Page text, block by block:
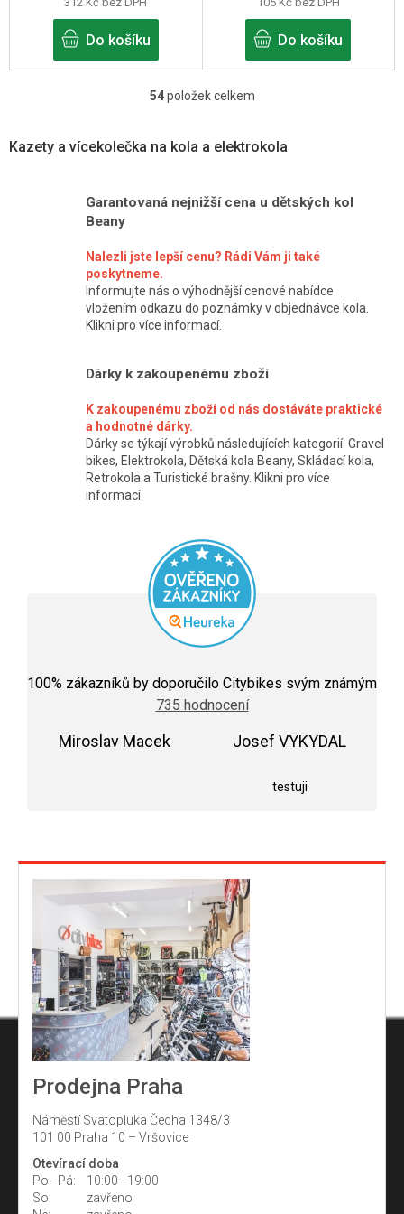
Do košíku Do košíku
O
l
d
c
í
p
r
k
y
v
ý
p
s
u
54položek celkem
Kazety a vícekolečka na kola a elektrokola
Garantovaná nejnižší cena u dětských kol
Beany
Nalezli jste lepší cenu? Rádi Vám ji také
poskytneme.
Informujte nás o výhodnější cenové nabídce
vložením odkazu do poznámky v objednávce kola.
Klikni pro více informací.
Dárky k zakoupenému zboží
K zakoupenému zboží od nás dostáváte praktické
a hodnotné dárky.
Dárky se týkají výrobků následujících kategorií: Gravel
bikes, Elektrokola, Dětská kola Beany, Skládací kola,
Retrokola a Turistické brašny. Klikni pro více
informací.
hodnocení
obchodu
je
100% zákazníků by doporučilo Citybikes svým známým
735 hodnocení
Miroslav Macek Josef VYKYDAL
testuji
Prodejna Praha
Náměstí Svatopluka Čecha 1348/3
101 00 Praha 10 – Vršovice
Otevírací doba
Po - Pá:
10:00 - 19:00
So:
zavřeno